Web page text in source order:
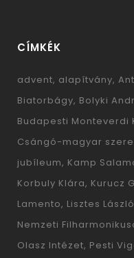
CÍMKÉK
advent alapítvány
Biatorbágy Bolyki
Budapesti Monteverdi
Csángó-magyar
jubíleum Kamp
Korbuly Klára Kurucz
Lamento Lisztes László
Nemzeti
Olasz Intézet Pesti